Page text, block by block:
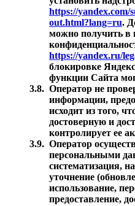
https://yandex.com/
out.html?lang=ru.
можно получить в
https://yandex.ru/
блокировке
функции Сайта
3.8. Оператор не
информации,
исходит из того,
достоверную и
контролирует ее
3.9. Оператор
персональными
систематизация,
уточнение
использование,
предоставление,